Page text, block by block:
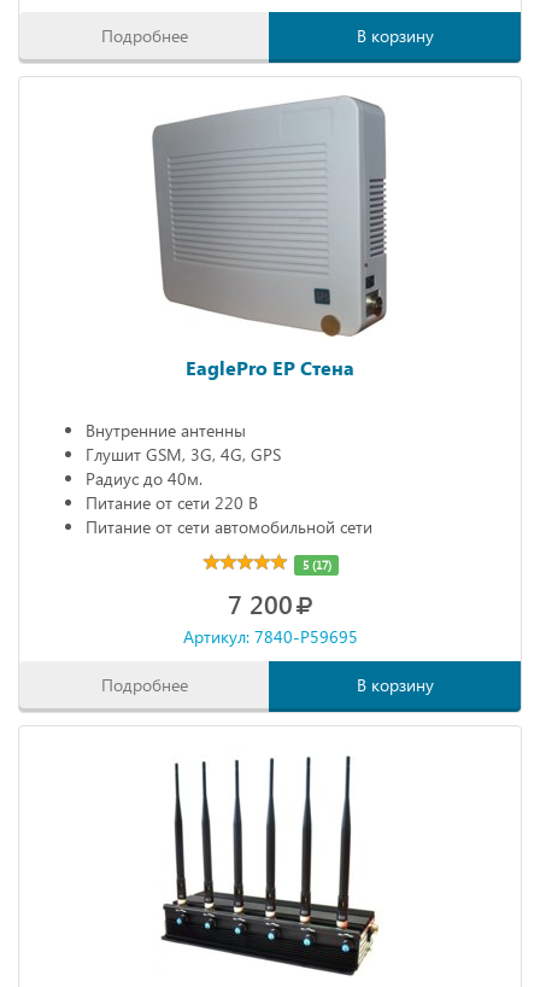
Подробнее В корзину
EaglePro EP Стена
Внутренние антенны
Глушит GSM, 3G, 4G, GPS
Радиус до 40м.
Питание от сети 220 В
Питание от сети автомобильной сети
5 (17)
7 200
Артикул: 7840-P59695
Подробнее В корзину